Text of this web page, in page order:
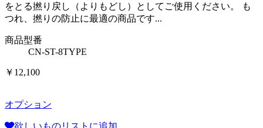
をとる撚り戻し（よりもどし）としてご使用ください。 も
つれ、撚りの防止に最適の商品です...
商品型番
CN-ST-8TYPE
￥12,100
オプション
欲しいものリストに追加